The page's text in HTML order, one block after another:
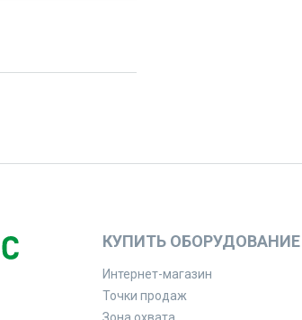
КУПИТЬ ОБОРУДОВАНИЕ
Интернет-магазин
Точки продаж